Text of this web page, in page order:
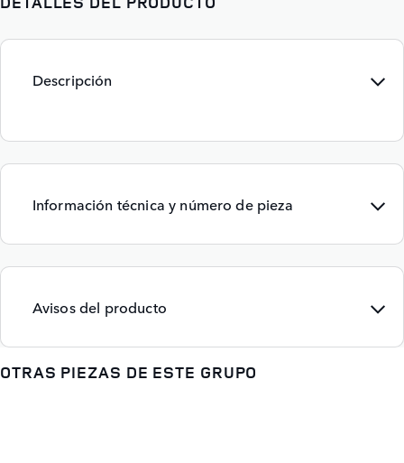
Descripción
Información técnica y número de pieza
Avisos del producto
OTRAS PIEZAS DE ESTE GRUPO